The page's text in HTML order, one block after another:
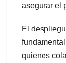
asegurar el
El
quienes